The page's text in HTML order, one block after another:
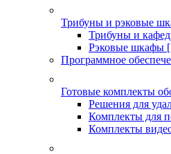
Трибуны и рэковые
Трибуны и
Рэковые шкафы
Программное
Готовые комплекты
Решения для
Комплекты для
Комплекты